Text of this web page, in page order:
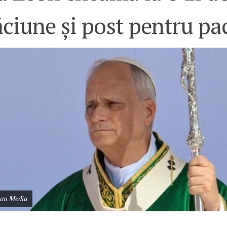
și post pentru
Media